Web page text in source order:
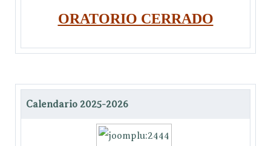
ORATORIO CERRADO
Calendario 2025-2026